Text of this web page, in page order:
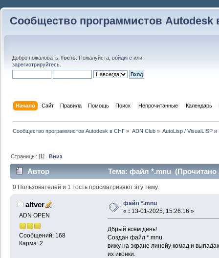
Сообщество программистов Autodesk
Добро пожаловать, Гость . Пожалуйста, войдите или
зарегистрируйтесь
Начало Сайт Правила Помощь Поиск Непрочитанные Календарь
Сообщество программистов Autodesk в СНГ » ADN Club» AutoLisp / VisualLISP и
Страницы: [1]Вниз
Автор Тема: файл *.mnu (Прочитано
0 Пользователей и 1 Гость просматривают эту тему.
altver
ADN OPEN
Сообщений: 168
Карма: 2
файл *.mnu
« : 13-01-2025, 15:26:16 »
Дбрый всем день!
Создан файл *.mnu
вижу на экране линейу комад и
их иконки.